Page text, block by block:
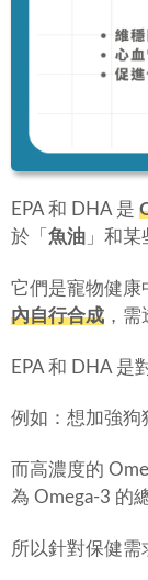
EPA 和 DHA 是
於「 魚油 」和某
它們是寵物健康
內自行合成 ，
EPA 和 DHA 是
例如：想加強狗
而高濃度的
為 Omega-3 的
所以針對保健需